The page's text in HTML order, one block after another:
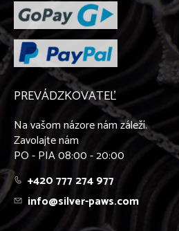
PREVÁDZKOVATEĽ
Na vašom názore nám záleží.
Zavolajte nám
PO - PIA 08:00 - 20:00
+420 777 274 977
info@silver-paws.com